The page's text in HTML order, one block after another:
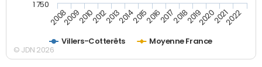
Villers-Cotterêts Moyenne France
20082009201020122013201420152016201720182019202020212022
1 750
© JDN 2026